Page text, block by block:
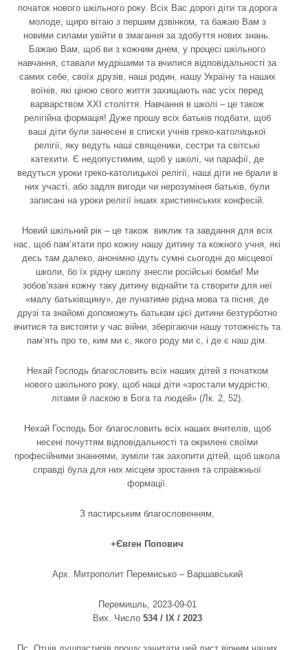
початок нового шкільного року. Всіх Вас дорогі діти та дорога
молоде, щиро вітаю з першим дзвінком, та бажаю Вам з
новими силами увійти в змагання за здобуття нових знань.
Бажаю Вам, щоб ви з кожним днем, у процесі шкільного
навчання, ставали мудрішими та вчилися відповідальності за
самих себе, своїх друзів, наші родин, нашу Україну та наших
воїнів, які ціною свого життя захищають нас усіх перед
варварством ХХІ століття. Навчання в школі – це також
релігійна формація! Дуже прошу всіх батьків подбати, щоб
ваші діти були занесені в списки учнів греко-католицької
релігії, яку ведуть наші священики, сестри та світські
катехити. Є недопустимим, щоб у школі, чи парафії, де
ведуться уроки греко-католицької релігії, наші діти не брали в
них участі, або задля вигоди чи нерозуміння батьків, були
записані на уроки релігії інших християнських конфесій.
Новий шкільний рік – це також виклик та завдання для всіх
нас, щоб пам’ятати про кожну нашу дитину та кожного учня, які
десь там далеко, анонімно ідуть сумні сьогодні до місцевої
школи, бо їх рідну школу знесли російські бомби! Ми
зобов’язані кожну таку дитину віднайти та створити для неї
«малу батьківщину», де лунатиме рідна мова та пісня, де
друзі та знайомі допоможуть батькам цієї дитини безтурботно
вчитися та вистояти у час війни, зберігаючи нашу тотожність та
пам’ять про те, ким ми є, якого роду ми є, і де є наш дім.
Нехай Господь благословить всіх наших дітей з початком
нового шкільного року, щоб наші діти «зростали мудрістю,
літами й ласкою в Бога та людей» (Лк. 2, 52).
Нехай Господь Бог благословить всіх наших вчителів, щоб
несені почуттям відповідальності та окрилені своїми
професійними знаннями, зуміли так захопити дітей, щоб школа
справді була для них місцем зростання та справжньої
формації.
З пастирським благословенням,
+Євген Попович
Арх. Митрополит Перемисько – Варшавський
Перемишль, 2023-09-01
Вих. Число 534 / ІХ / 2023
Пс. Отців душпастирів прошу зачитати цей лист вірним наших